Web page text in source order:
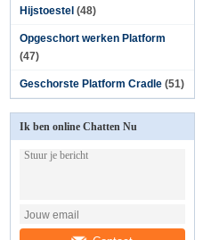
Hijstoestel (48)
Opgeschort werken Platform
(47)
Geschorste Platform Cradle (51)
Ik ben online Chatten Nu